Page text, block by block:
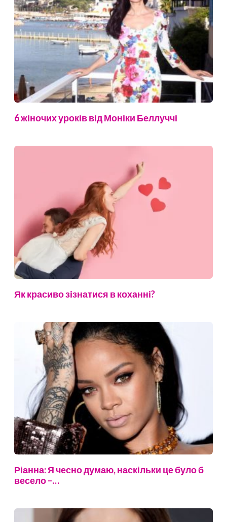
6 жіночих уроків від Моніки Беллуччі
Як красиво зізнатися в коханні?
Ріанна: Я чесно думаю, наскільки це було б
весело –…